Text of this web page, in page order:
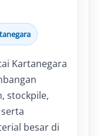
Kartanegara
stockpile,
besar di